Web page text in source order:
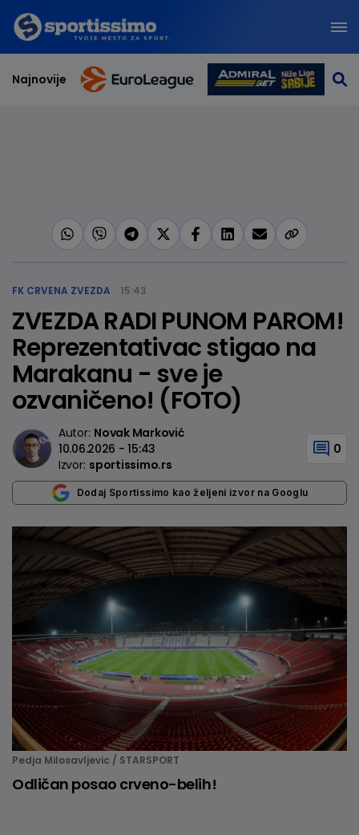
Najnovije
FK CRVENA ZVEZDA 15:43
ZVEZDA RADI PUNOM PAROM!
Reprezentativac stigao na
Marakanu - sve je
ozvaničeno! (FOTO)
Autor: Novak Marković
10.06.2026 - 15:43
Izvor: sportissimo.rs
0
Dodaj Sportissimo kao željeni izvor na Googlu
Pedja Milosavljevic / STARSPORT
Odličan posao crveno-belih!